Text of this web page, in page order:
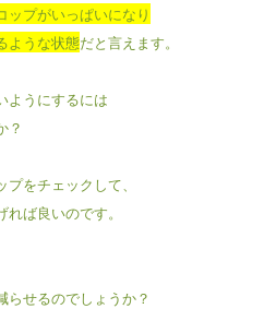
ップがいっぱいになり
ような状態だと言えます。
ようにするには
？
をチェックして、
ば良いのです。
らせるのでしょうか？